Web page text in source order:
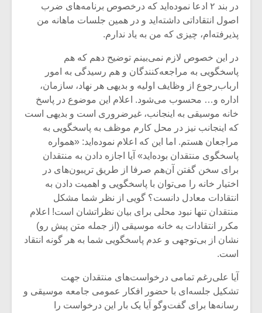
در بند ۲ ادعا نموده‌اید که درخصوص برنامه‌های ضرب
اصول انتقاداتی داشته‌اید و در همین جلسات ماهانه من
پذیرفته‌ام، چیزی که من به یاد ندارم.
در این خصوص لازم نمی‌بینم توضیح دهم که هم
پاسخگویی به مراجعه‌کنندگان و هم رسیدگی به امور
ارباب‌رجوع از وظایف اولیه‌ و بدیهی هر نهاد، سازمان،
اداره و… محسوب می‌شود. اعلام این موضوع در پاسخ
خانه موسیقی به اینجانب، غیرضروری است و بدیهی است
که اینجانب نیز در محل کارم موظف به پاسخگویی به
مراجعان هستم. اما این که اعلام نموده‌اید: «همواره
پاسخگوی منتقدان بوده‌اید» آیا اجازه دادن به منتقدان
برای سخن گفتن آن‌هم صرفا از طریق تریبون‌های در
اختیار خانه را می‌توان با پاسخگویی و اهمیت دادن به
انتقادات معادل دانست؟ گویی از نظر شما مشکل
منتقدان تنها نبود محلی برای بیان نظراتشان است! اعلام
مکرر انتقادات به خانه موسیقی (از جمله متن پیش رو)
نشان از بی‌توجهی و عدم پاسخگویی شما به هر گونه انتقاد
است.
آیا علی‌رغم تمامی درخواست‌های منتقدان جهت
تشکیل جلسه‌ای با حضور افکار عمومی جامعه موسیقی و
رسانه‌ها برای گفت‌وگو آیا یک بار این درخواست را